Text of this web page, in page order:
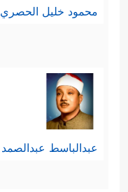
محمود خليل الحصري
عبدالباسط عبدالصمد